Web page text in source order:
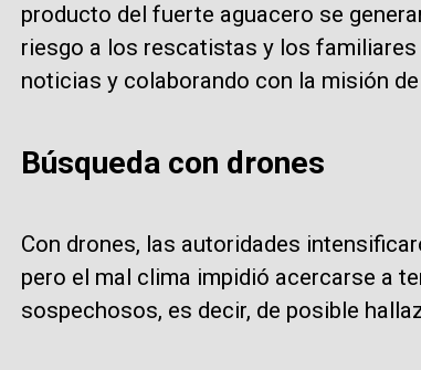
producto del fuerte aguacero se
riesgo a los rescatistas y los
noticias y colaborando con la misión
Búsqueda con drones
Con drones, las autoridades
pero el mal clima impidió acercarse a
sospechosos, es decir, de posible